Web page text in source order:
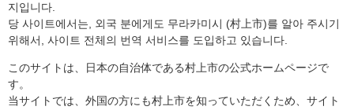
지입니다.
당 사이트에서는, 외국 분에게도 무라카미시 (村上市)를 알아 주시기
위해서, 사이트 전체의 번역 서비스를 도입하고 있습니다.
このサイトは、日本の自治体である村上市の公式ホームページで
す。
当サイトでは、外国の方にも村上市を知っていただくため、サイト